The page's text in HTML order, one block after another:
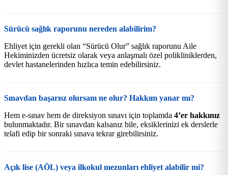
Sürücü sağlık raporunu nereden alabilirim?
Ehliyet için gerekli olan “Sürücü Olur” sağlık raporunu Aile
Hekiminizden ücretsiz olarak veya anlaşmalı özel polikliniklerden,
devlet hastanelerinden hızlıca temin edebilirsiniz.
Sınavdan başarısz olursam ne olur? Hakkım yanar mı?
Hem e-sınav hem de direksiyon sınavı için toplamda 4’er hakkınız
bulunmaktadır. Bir sınavdan kalsanız bile, eksiklerinizi ek derslerle
telafi edip bir sonraki sınava tekrar girebilirsiniz.
Açık lise (AÖL) veya ilkokul mezunları ehliyet alabilir mi?